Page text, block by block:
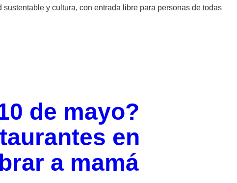
y cultura, con entrada libre para personas de todas
de mayo?
en
a mamá